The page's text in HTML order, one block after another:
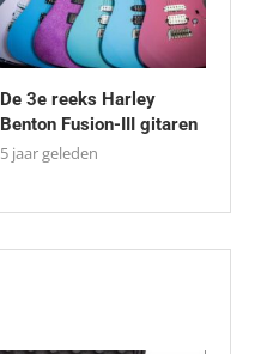
De 3e reeks Harley
Benton Fusion-III gitaren
5 jaar geleden